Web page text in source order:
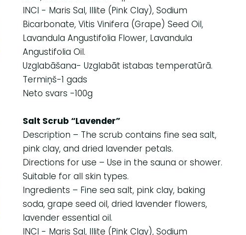
INCI - Maris Sal, Illite (Pink Clay), Sodium
Bicarbonate, Vitis Vinifera (Grape) Seed Oil,
Lavandula Angustifolia Flower, Lavandula
Angustifolia Oil.
Uzglabāšana- Uzglabāt istabas temperatūrā.
Termiņš-1 gads
Neto svars -100g
Salt Scrub “Lavender”
Description – The scrub contains fine sea salt,
pink clay, and dried lavender petals.
Directions for use – Use in the sauna or shower.
Suitable for all skin types.
Ingredients – Fine sea salt, pink clay, baking
soda, grape seed oil, dried lavender flowers,
lavender essential oil.
INCI - Maris Sal, Illite (Pink Clay), Sodium